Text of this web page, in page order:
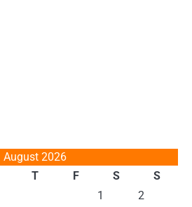
August 2026
T F S
S
1
2